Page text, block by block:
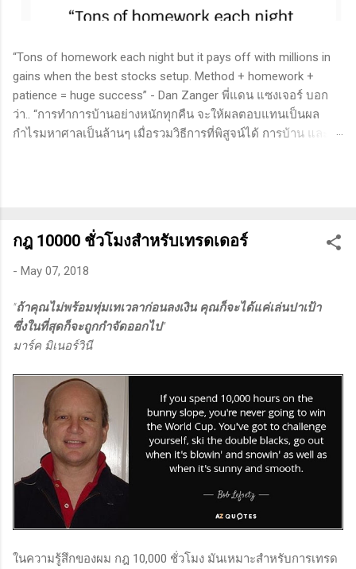
“Tons of homework each night but it pays off with millions in
gains when the best stocks setup. Method + homework +
patience = huge success” - Dan Zanger พี่แดน แซงเจอร์ บอก
ว่า.. “การทำการบ้านอย่างหนักทุกคืน จะให้ผลตอบแทนเป็นผล
กำไรมหาศาลเป็นล้านๆ เมื่อรวมวิธีการที่พิสูจน์ได้ การบ้าน และ
ในอนาคต การลงรายละเอียดในการวิเคราะห์นี้จะช่วยให้คุณ
สามารถเข้าใจตลาดและรู้จักจังหวะที่เหมาะสมในการเข้าเทรด . -
วิธีการที่พิสูจน์แล้วว่าทำเงินได้จริงและทำซ้ำได้ตลอด (Method):
ช่วยให้คุณไม่หลงลืมแนวทางที่ได้ผลในอดีตและสามารถปรับ
ใช้ได้เมื่อตลาดมีการเปลี่ยนแปลง . - ความอดทน (Patience): การ
รอคอยและไม่รีบร้อนถือเป็นคุณสมบัติที่สำคัญในนักเทรด ความ
จังหวะที่ดี...
กฎ 10000 ชั่วโมงสำหรับเทรดเดอร์
- May 07, 2018
"ถ้าคุณไม่พร้อมทุ่มเทเวลาก่อนลงเงิน คุณก็จะได้แค่เล่นปาเป้า
ซึ่งในที่สุดก็จะถูกกำจัดออกไป"
มาร์ค มิเนอร์วินี
ในความรู้สึกของผม กฎ 10,000 ชั่วโมง มันเหมาะสำหรับการเทรด